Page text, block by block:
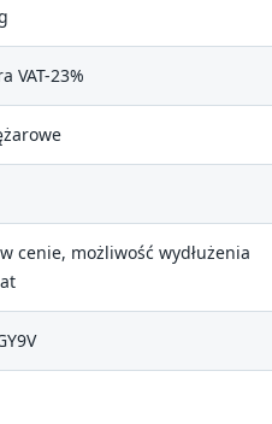
VAT-23%
cenie, możliwość wydłużenia